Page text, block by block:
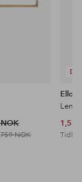
759 NOK
Ellos
Tidl.